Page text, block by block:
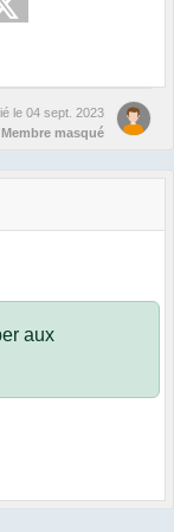
le 04 sept. 2023
Membre masqué
aux